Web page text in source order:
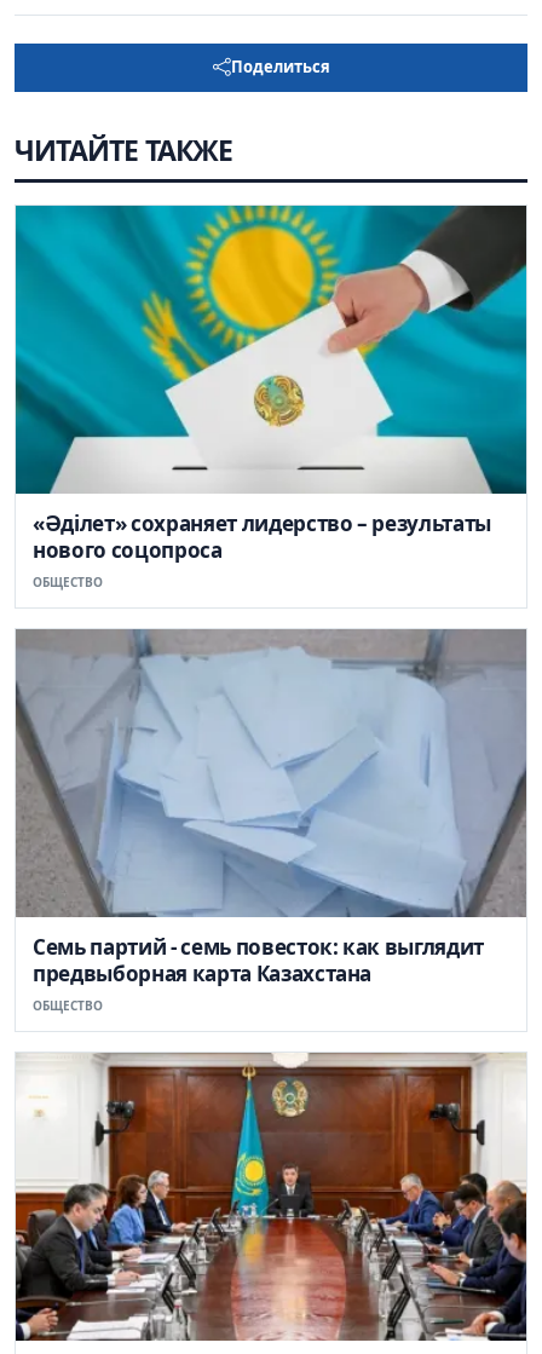
Поделиться
ЧИТАЙТЕ ТАКЖЕ
«Әділет» сохраняет лидерство – результаты
нового соцопроса
ОБЩЕСТВО
Семь партий - семь повесток: как выглядит
предвыборная карта Казахстана
ОБЩЕСТВО